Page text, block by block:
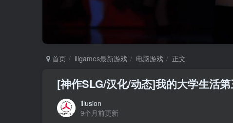
首页 illgames最新游戏 电脑游戏 正文
[神作SLG/汉化/动态]我的大学生活
illusion
9个月前更新